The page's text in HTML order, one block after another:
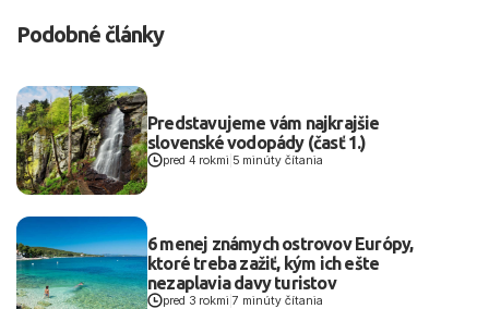
Podobné články
Predstavujeme vám najkrajšie
slovenské vodopády (časť 1.)
pred 4 rokmi 5 minúty čítania
6 menej známych ostrovov Európy,
ktoré treba zažiť, kým ich ešte
nezaplavia davy turistov
pred 3 rokmi |7 minúty čítania